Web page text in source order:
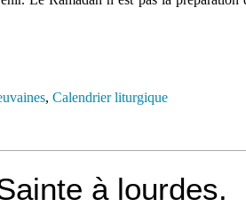
, Calendrier liturgique
à lourdes.